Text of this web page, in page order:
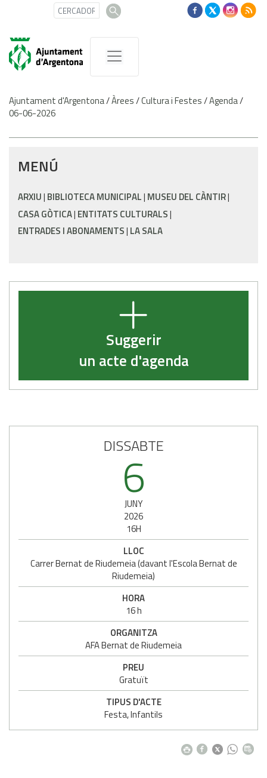
Ajuntament d'Argentona/Àrees/Cultura i Festes/Agenda/
06-06-2026
MENÚ
ARXIU BIBLIOTECA MUNICIPAL MUSEU DEL CÀNTIR
CASA GÒTICA ENTITATS CULTURALS
ENTRADES I ABONAMENTS LA SALA
Suggerir
un acte d'agenda
DISSABTE
6
JUNY
2026
16H
LLOC
Carrer Bernat de Riudemeia (davant l'Escola Bernat de
Riudemeia)
HORA
16 h
ORGANITZA
AFA Bernat de Riudemeia
PREU
Gratuït
TIPUS D'ACTE
Festa, Infantils